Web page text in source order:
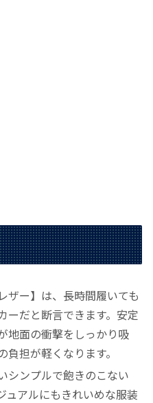
ザー】は、長時間履いても
ーだと断言できます。安定
地面の衝撃をしっかり吸
担が軽くなります。
シンプルで飽きのこない
ュアルにもきれいめな服装